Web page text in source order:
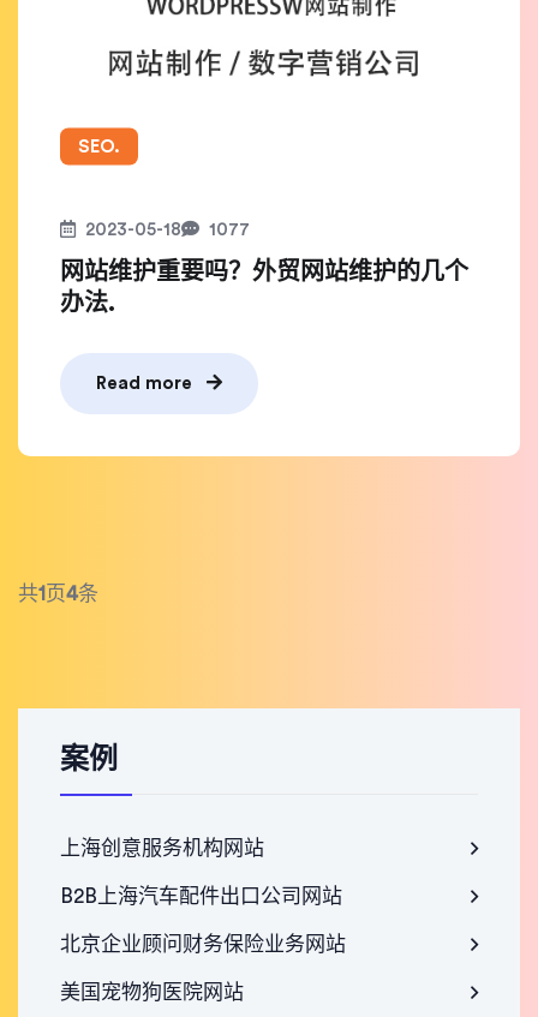
SEO.
2023-05-18 1077
网站维护重要吗？外贸网站维护的几个
办法.
Read more
共1 页4条
案例
上海创意服务机构网站
B2B上海汽车配件出口公司网站
北京企业顾问财务保险业务网站
美国宠物狗医院网站